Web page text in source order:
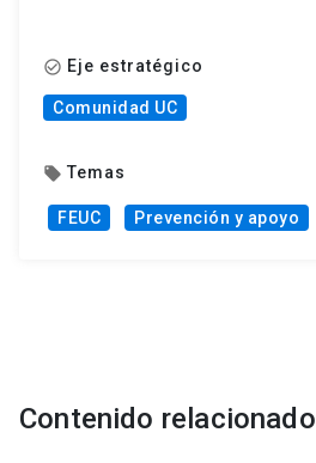
check_circle_outline Eje estratégico
Comunidad UC
local_offer Temas
FEUC Prevención y apoyo
Contenido relacionado